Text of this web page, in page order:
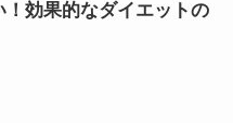
効果的なダイエットの